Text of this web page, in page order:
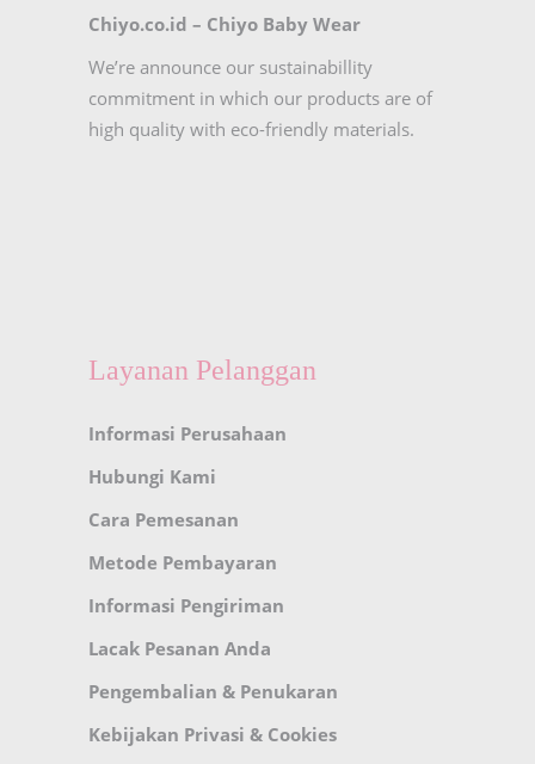
Chiyo.co.id – Chiyo Baby Wear
We’re announce our sustainabillity
commitment in which our products are of
high quality with eco-friendly materials.
Layanan Pelanggan
Informasi Perusahaan
Hubungi Kami
Cara Pemesanan
Metode Pembayaran
Informasi Pengiriman
Lacak Pesanan Anda
Pengembalian & Penukaran
Kebijakan Privasi & Cookies